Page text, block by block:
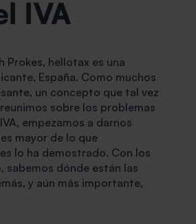
IVA
Prokes, hellotax es una
España. Como muchos
un concepto que tal vez
sobre los problemas
empezamos a darnos
mayor de lo que
lo ha demostrado. Con los
sabemos dónde están las
y aún más importante,